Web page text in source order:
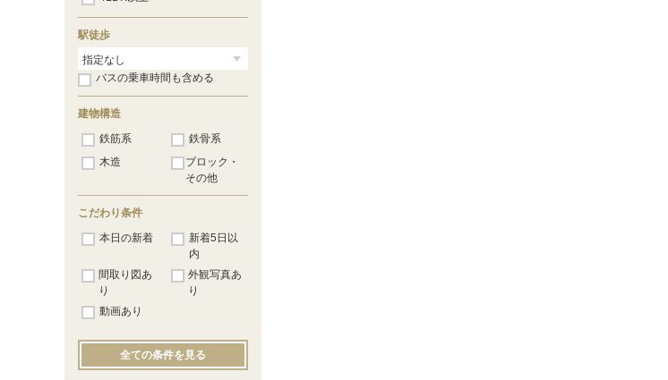
駅徒歩
バスの乗車時間も含める
建物構造
鉄筋系
鉄骨系
木造
ブロック・
その他
こだわり条件
本日の新着
新着5日以
内
間取り図あ
り
外観写真あ
り
動画あり
全ての条件を見る